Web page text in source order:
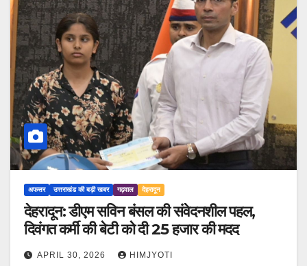
अफसर उत्तराखंड की बड़ी खबर गढ़वाल देहरादून
देहरादून: डीएम सविन बंसल की संवेदनशील पहल,
दिवंगत कर्मी की बेटी को दी 25 हजार की मदद
APRIL 30, 2026 HIMJYOTI